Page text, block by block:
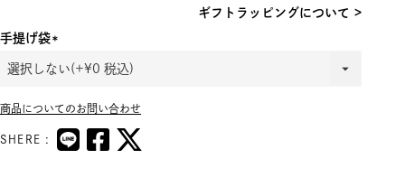
ギフトラッピングについて >
手提げ袋
(必
商品についてのお問い合わせ
SHERE :